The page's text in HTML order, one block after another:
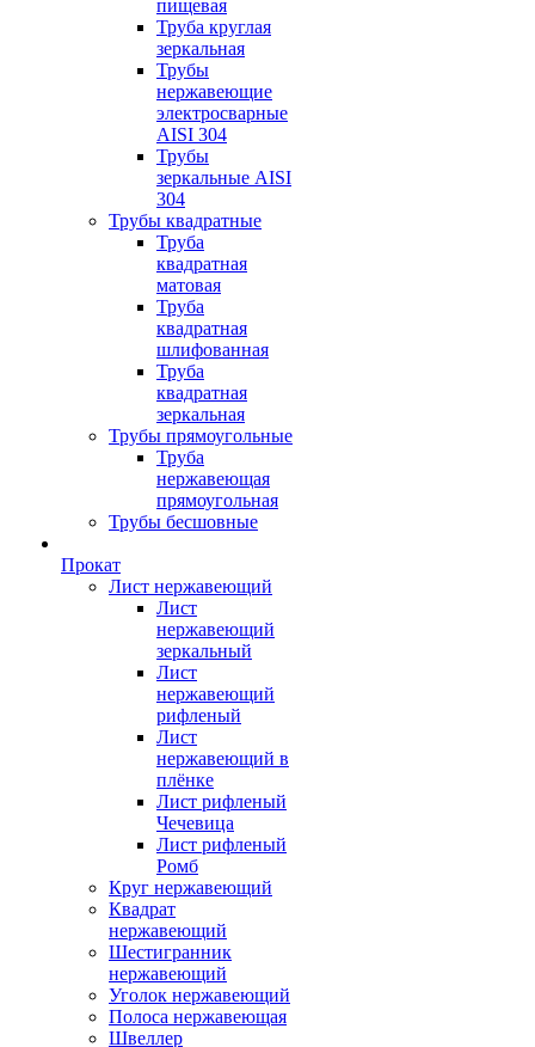
пищевая
Труба круглая
зеркальная
Трубы
нержавеющие
электросварные
AISI 304
Трубы
зеркальные AISI
304
Трубы квадратные
Труба
квадратная
матовая
Труба
квадратная
шлифованная
Труба
квадратная
зеркальная
Трубы прямоугольные
Труба
нержавеющая
прямоугольная
Трубы бесшовные
Прокат
Лист нержавеющий
Лист
нержавеющий
зеркальный
Лист
нержавеющий
рифленый
Лист
нержавеющий в
плёнке
Лист рифленый
Чечевица
Лист рифленый
Ромб
Круг нержавеющий
Квадрат
нержавеющий
Шестигранник
нержавеющий
Уголок нержавеющий
Полоса нержавеющая
Швеллер